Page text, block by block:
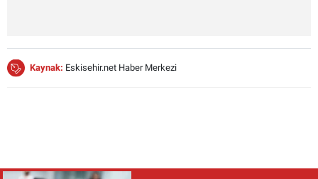
Kaynak: Eskisehir.net Haber Merkezi